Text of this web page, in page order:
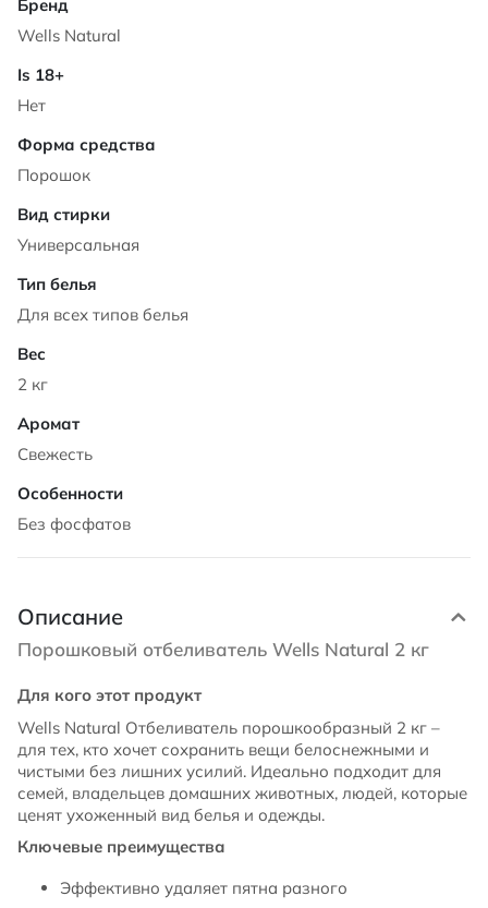
Wells Natural
Нет
Порошок
Универсальная
Для всех типов белья
2 кг
Свежесть
Без фосфатов
Описание
Порошковый отбеливатель Wells Natural 2 кг
Для кого этот продукт
Wells Natural Отбеливатель порошкообразный 2 кг –
для тех, кто хочет сохранить вещи белоснежными и
чистыми без лишних усилий. Идеально подходит для
семей, владельцев домашних животных, людей, которые
ценят ухоженный вид белья и одежды.
Ключевые преимущества
Эффективно удаляет пятна разного